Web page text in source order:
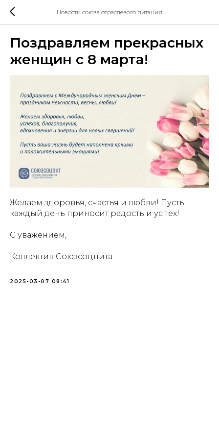
Новости союза отраслевого питания
Поздравляем прекрасных
женщин с 8 марта!
Желаем здоровья, счастья и любви! Пусть
каждый день приносит радость и успех!
С уважением,
Коллектив Союзсоцпита
2025-03-07 08:41